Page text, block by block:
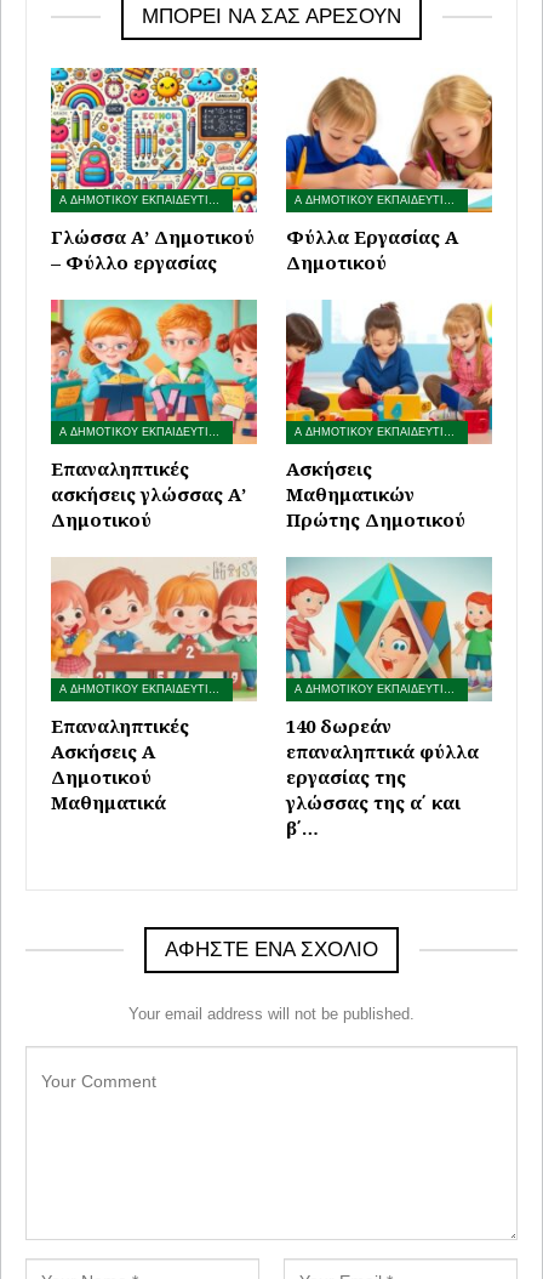
ΜΠΟΡΕΊ ΝΑ ΣΑΣ ΑΡΈΣΟΥΝ
Α ΔΗΜΟΤΙΚΟΥ ΕΚΠΑΙΔΕΥΤΙΚΟ ΥΛΙΚΟ
Γλώσσα Α’ Δημοτικού
– Φύλλο εργασίας
Α ΔΗΜΟΤΙΚΟΥ ΕΚΠΑΙΔΕΥΤΙΚΟ ΥΛΙΚΟ
Φύλλα Εργασίας Α
Δημοτικού
Α ΔΗΜΟΤΙΚΟΥ ΕΚΠΑΙΔΕΥΤΙΚΟ ΥΛΙΚΟ
Επαναληπτικές
ασκήσεις γλώσσας Α’
Δημοτικού
Α ΔΗΜΟΤΙΚΟΥ ΕΚΠΑΙΔΕΥΤΙΚΟ ΥΛΙΚΟ
Ασκήσεις
Μαθηματικών
Πρώτης Δημοτικού
Α ΔΗΜΟΤΙΚΟΥ ΕΚΠΑΙΔΕΥΤΙΚΟ ΥΛΙΚΟ
Επαναληπτικές
Ασκήσεις A
Δημοτικού
Μαθηματικά
Α ΔΗΜΟΤΙΚΟΥ ΕΚΠΑΙΔΕΥΤΙΚΟ ΥΛΙΚΟ
140 δωρεάν
επαναληπτικά φύλλα
εργασίας της
γλώσσας της α΄ και
β΄…
ΑΦΉΣΤΕ ΈΝΑ ΣΧΌΛΙΟ
Your email address will not be published.